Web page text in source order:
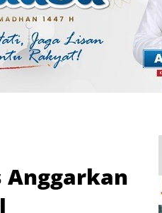
Anggarkan